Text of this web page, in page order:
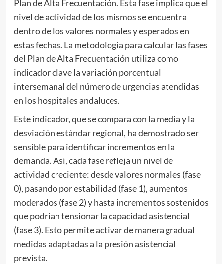
Plan de Alta Frecuentación. Esta fase implica que el
nivel de actividad de los mismos se encuentra
dentro de los valores normales y esperados en
estas fechas. La metodología para calcular las fases
del Plan de Alta Frecuentación utiliza como
indicador clave la variación porcentual
intersemanal del número de urgencias atendidas
en los hospitales andaluces.
Este indicador, que se compara con la media y la
desviación estándar regional, ha demostrado ser
sensible para identificar incrementos en la
demanda. Así, cada fase refleja un nivel de
actividad creciente: desde valores normales (fase
0), pasando por estabilidad (fase 1), aumentos
moderados (fase 2) y hasta incrementos sostenidos
que podrían tensionar la capacidad asistencial
(fase 3). Esto permite activar de manera gradual
medidas adaptadas a la presión asistencial
prevista.